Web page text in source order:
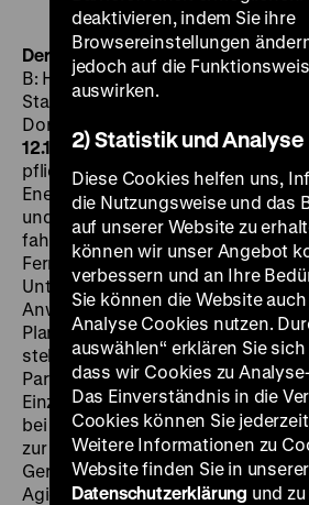
Der Frühling braucht ZeitDDR 1965,
B: Hermann O. Lauterbach, Konrad
Stahnke, K: Hans-Jürgen Sasse, D:
Doris Abeßer, Günther Simon, Rolf
12.12. um 19 UhrHeinz Solter, der
pflichtbewusste Ingenieur eines
Energieversorgungsbetriebs, wird
und muss sich vor Gericht für die
fahrlässige Abnahme einer bei
Ferngasleitung verantworten. Im
Untersuchung stellt sich heraus,
Anweisung des Direktors Faber
Planerfüllung und eigene Karriere
stehen. Basierend auf Akten der
Parteikontrollkommission wollte
Einzelfall beschreiben, sondern
bei der Bewältigung der aktuellen
zur Diskussion stellen. Nicht als
Gerichtsdrama, sondern als kühles
Agierenden“ (Stahnke) in
deaktivieren, indem Sie ihre
Browsereinstellungen
jedoch auf die
auswirken.
2) Statistik und Analyse
Diese Cookies helfen uns,
die Nutzungsweise und das
auf unserer Website zu
können wir unser Angebot
verbessern und an Ihre
Sie können die Website
Analyse Cookies nutzen.
auswählen“ erklären Sie
dass wir Cookies zu
Das Einverständnis in die
Cookies können Sie
Weitere Informationen zu
Website finden Sie in unserer
Datenschutzerklärung und